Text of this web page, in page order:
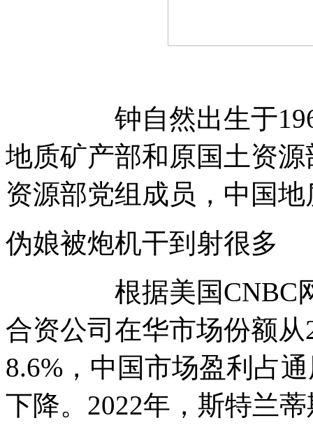
钟自然出生于1962
地质矿产部和原国土资
资源部党组成员，中国
伪娘被炮机干到射很
根据美国CNBC网站
合资公司在华市场份额
8.6%，中国市场盈利占
下降。2022年，斯特兰